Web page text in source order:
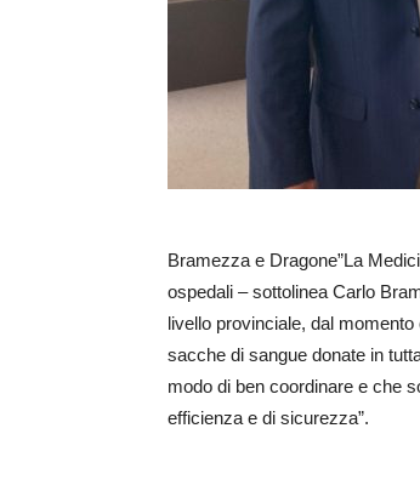
Bramezza e Dragone”La
ospedali – sottolinea Carlo
livello provinciale, dal
sacche di sangue donate in
modo di ben coordinare e che
efficienza e di sicurezza”.